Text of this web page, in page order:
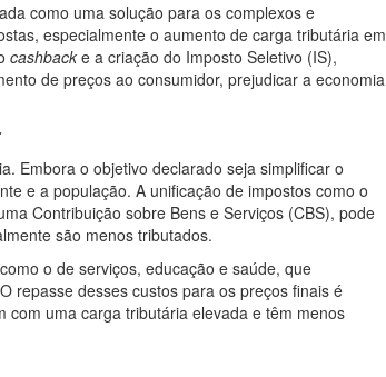
como uma solução para os complexos e
especialmente o aumento de carga tributária em
cashback e a criação do Imposto Seletivo (IS),
de preços ao consumidor, prejudicar a economia
Embora o objetivo declarado seja simplificar o
e a população. A unificação de impostos como o
Contribuição sobre Bens e Serviços (CBS), pode
são menos tributados.
o de serviços, educação e saúde, que
repasse desses custos para os preços finais é
com uma carga tributária elevada e têm menos